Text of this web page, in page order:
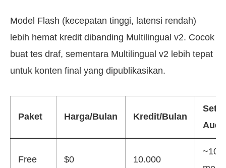
Model Flash (kecepatan tinggi, latensi rendah)
lebih hemat kredit dibanding Multilingual v2. Cocok
buat tes draf, sementara Multilingual v2 lebih tepat
untuk konten final yang dipublikasikan.
Paket Harga/Bulan Kredit/Bulan
Free $0 10.000
~10